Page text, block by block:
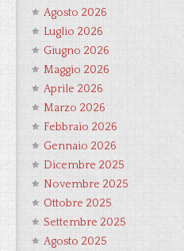
Agosto 2026
Luglio 2026
Giugno 2026
Maggio 2026
Aprile 2026
Marzo 2026
Febbraio 2026
Gennaio 2026
Dicembre 2025
Novembre 2025
Ottobre 2025
Settembre 2025
Agosto 2025